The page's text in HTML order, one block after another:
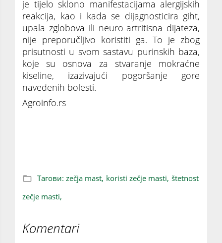
je tijelo sklono manifestacijama alergijskih
reakcija, kao i kada se dijagnosticira giht,
upala zglobova ili neuro-artritisna dijateza,
nije preporučljivo koristiti ga. To je zbog
prisutnosti u svom sastavu purinskih baza,
koje su osnova za stvaranje mokraćne
kiseline, izazivajući pogoršanje gore
navedenih bolesti.
Agroinfo.rs
Тагови: zečja mast, koristi zečje masti, štetnost
zečje masti,
Komentari